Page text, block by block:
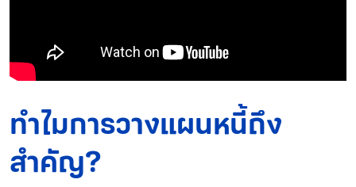
ทำไมการวางแผนหนี้ถึง
สำคัญ?